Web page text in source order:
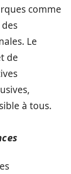
comme
Le
de
à tous.